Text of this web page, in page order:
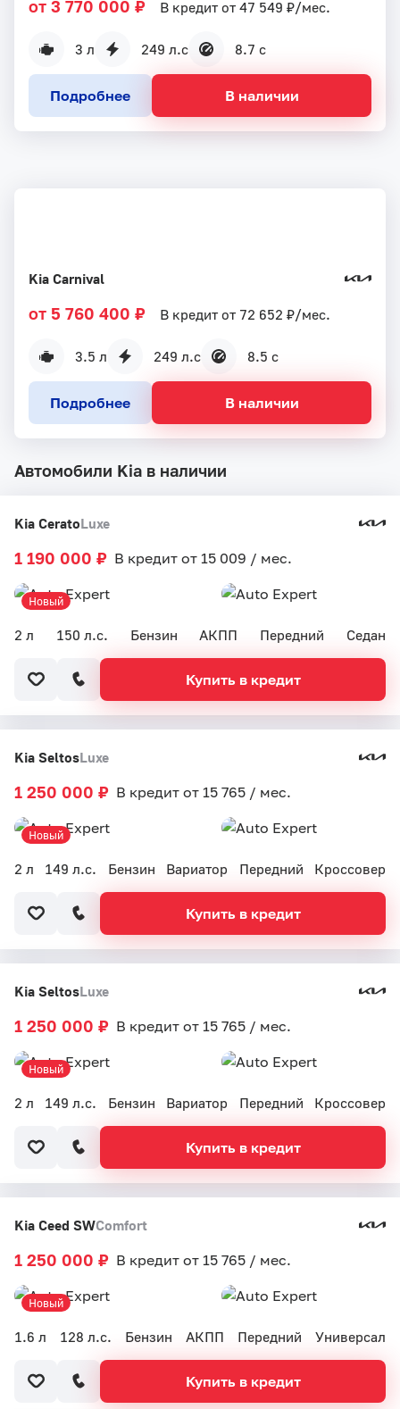
3 л 249 л.с 8.7 с
от 3 770 000 ₽ В кредит от 47 549 ₽/мес.
Подробнее В наличии
Kia Carnival
3.5 л 249 л.с 8.5 с
от 5 760 400 ₽ В кредит от 72 652 ₽/мес.
Подробнее В наличии
Автомобили Kia в наличии
Kia CeratoLuxe
2 л 150 л.с. Бензин АКПП Передний Седан
1 190 000 ₽ В кредит от 15 009 / мес.
Новый
Купить в кредит
Kia SeltosLuxe
2 л 149 л.с. Бензин Вариатор Передний Кроссовер
1 250 000 ₽ В кредит от 15 765 / мес.
Новый
Купить в кредит
Kia SeltosLuxe
2 л 149 л.с. Бензин Вариатор Передний Кроссовер
1 250 000 ₽ В кредит от 15 765 / мес.
Новый
Купить в кредит
Kia Ceed SWComfort
1.6 л 128 л.с. Бензин АКПП Передний Универсал
1 250 000 ₽ В кредит от 15 765 / мес.
Новый
Купить в кредит